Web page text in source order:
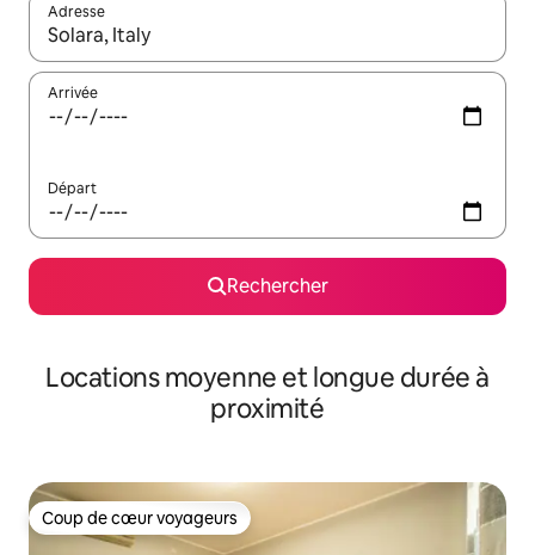
Adresse
Lorsque les résultats s'affichent, utilisez les flèches vers le
Arrivée
Départ
Rechercher
Locations moyenne et longue durée à
proximité
Coup de cœur voyageurs
Coup de cœur voyageurs